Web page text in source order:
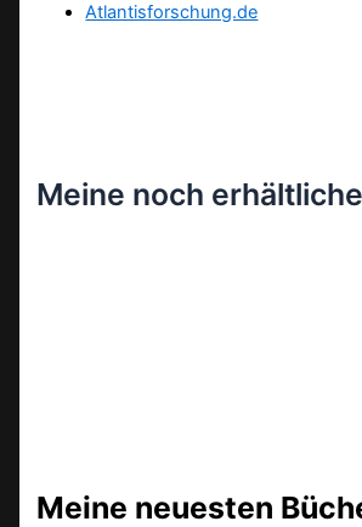
Atlantisforschung.de
Meine noch
Meine neuesten